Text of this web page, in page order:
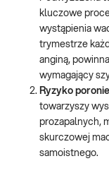
kluczowe
wystąpienia
trymestrze
anginą,
wymagający
Ryzyko
towarzyszy
prozapalnych,
skurczowej
samoistnego.